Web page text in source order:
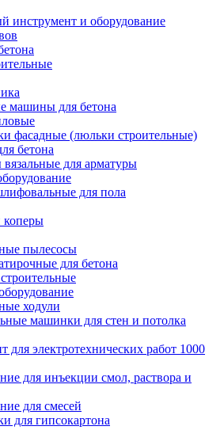
инструмент и оборудование
машины для бетона
фасадные (люльки строительные)
бетона
для арматуры
для пола
пылесосы
для бетона
ходули
машинки для стен и потолка
для электротехнических работ 1000
для инъекции смол, раствора и
для смесей
для гипсокартона